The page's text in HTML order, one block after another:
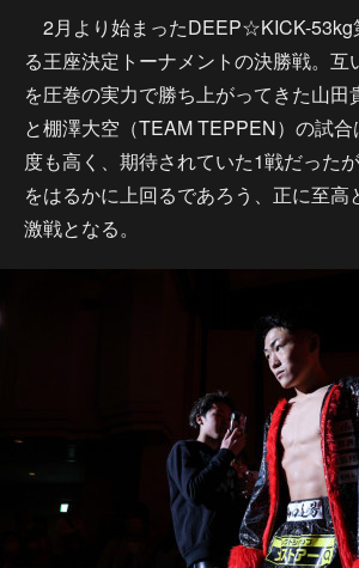
2月より始まったDEEP☆KICK-53kg
る王座決定トーナメントの決勝戦。互
を圧巻の実力で勝ち上がってきた山田
と棚澤大空（TEAM TEPPEN）の試合
度も高く、期待されていた1戦だった
をはるかに上回るであろう、正に至高
激戦となる。